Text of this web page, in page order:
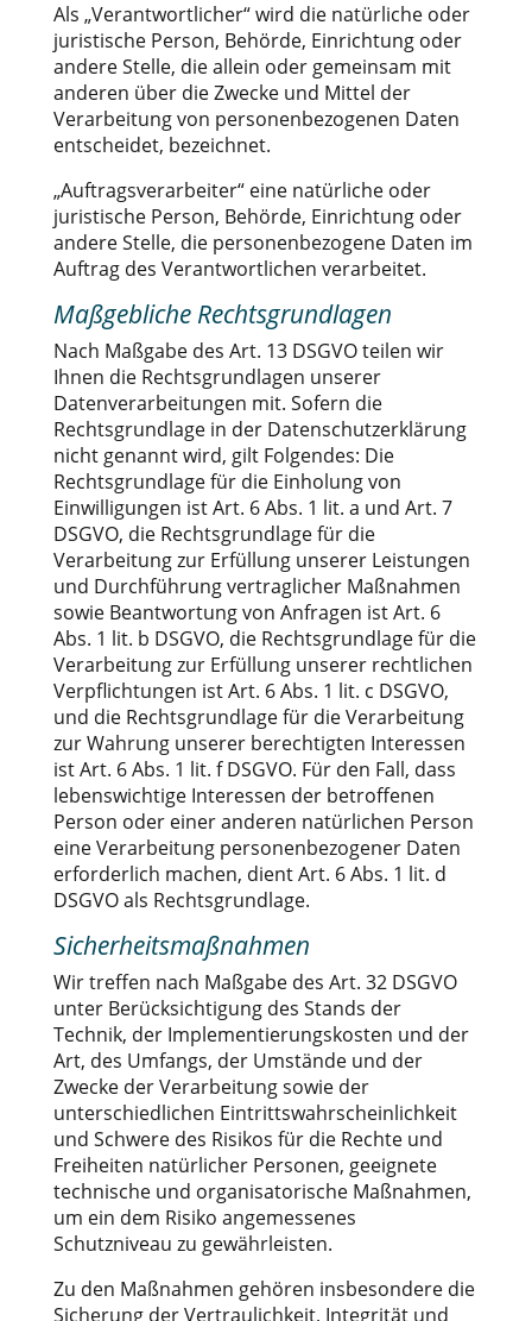
Als „Verantwortlicher“ wird die natürliche oder
juristische Person, Behörde, Einrichtung oder
andere Stelle, die allein oder gemeinsam mit
anderen über die Zwecke und Mittel der
Verarbeitung von personenbezogenen Daten
entscheidet, bezeichnet.
„Auftragsverarbeiter“ eine natürliche oder
juristische Person, Behörde, Einrichtung oder
andere Stelle, die personenbezogene Daten im
Auftrag des Verantwortlichen verarbeitet.
Maßgebliche Rechtsgrundlagen
Nach Maßgabe des Art. 13 DSGVO teilen wir
Ihnen die Rechtsgrundlagen unserer
Datenverarbeitungen mit. Sofern die
Rechtsgrundlage in der Datenschutzerklärung
nicht genannt wird, gilt Folgendes: Die
Rechtsgrundlage für die Einholung von
Einwilligungen ist Art. 6 Abs. 1 lit. a und Art. 7
DSGVO, die Rechtsgrundlage für die
Verarbeitung zur Erfüllung unserer Leistungen
und Durchführung vertraglicher Maßnahmen
sowie Beantwortung von Anfragen ist Art. 6
Abs. 1 lit. b DSGVO, die Rechtsgrundlage für die
Verarbeitung zur Erfüllung unserer rechtlichen
Verpflichtungen ist Art. 6 Abs. 1 lit. c DSGVO,
und die Rechtsgrundlage für die Verarbeitung
zur Wahrung unserer berechtigten Interessen
ist Art. 6 Abs. 1 lit. f DSGVO. Für den Fall, dass
lebenswichtige Interessen der betroffenen
Person oder einer anderen natürlichen Person
eine Verarbeitung personenbezogener Daten
erforderlich machen, dient Art. 6 Abs. 1 lit. d
DSGVO als Rechtsgrundlage.
Sicherheitsmaßnahmen
Wir treffen nach Maßgabe des Art. 32 DSGVO
unter Berücksichtigung des Stands der
Technik, der Implementierungskosten und der
Art, des Umfangs, der Umstände und der
Zwecke der Verarbeitung sowie der
unterschiedlichen Eintrittswahrscheinlichkeit
und Schwere des Risikos für die Rechte und
Freiheiten natürlicher Personen, geeignete
technische und organisatorische Maßnahmen,
um ein dem Risiko angemessenes
Schutzniveau zu gewährleisten.
Zu den Maßnahmen gehören insbesondere die
Sicherung der Vertraulichkeit, Integrität und